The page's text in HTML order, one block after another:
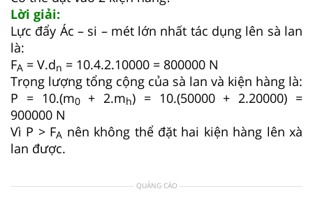
Lời giải:
Lực đẩy Ác – si – mét lớn nhất tác dụng lên sà lan
là:
FA = V.dn = 10.4.2.10000 = 800000 N
Trọng lượng tổng cộng của sà lan và kiện hàng là:
P = 10.(m0+ 2.mh) = 10.(50000 + 2.20000) =
900000 N
Vì P > FA nên không thể đặt hai kiện hàng lên xà
lan được.
QUẢNG CÁO